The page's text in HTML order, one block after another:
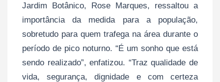
Jardim Botânico, Rose Marques, ressaltou a
importância da medida para a população,
sobretudo para quem trafega na área durante o
período de pico noturno. “É um sonho que está
sendo realizado”, enfatizou. “Traz qualidade de
vida, segurança, dignidade e com certeza